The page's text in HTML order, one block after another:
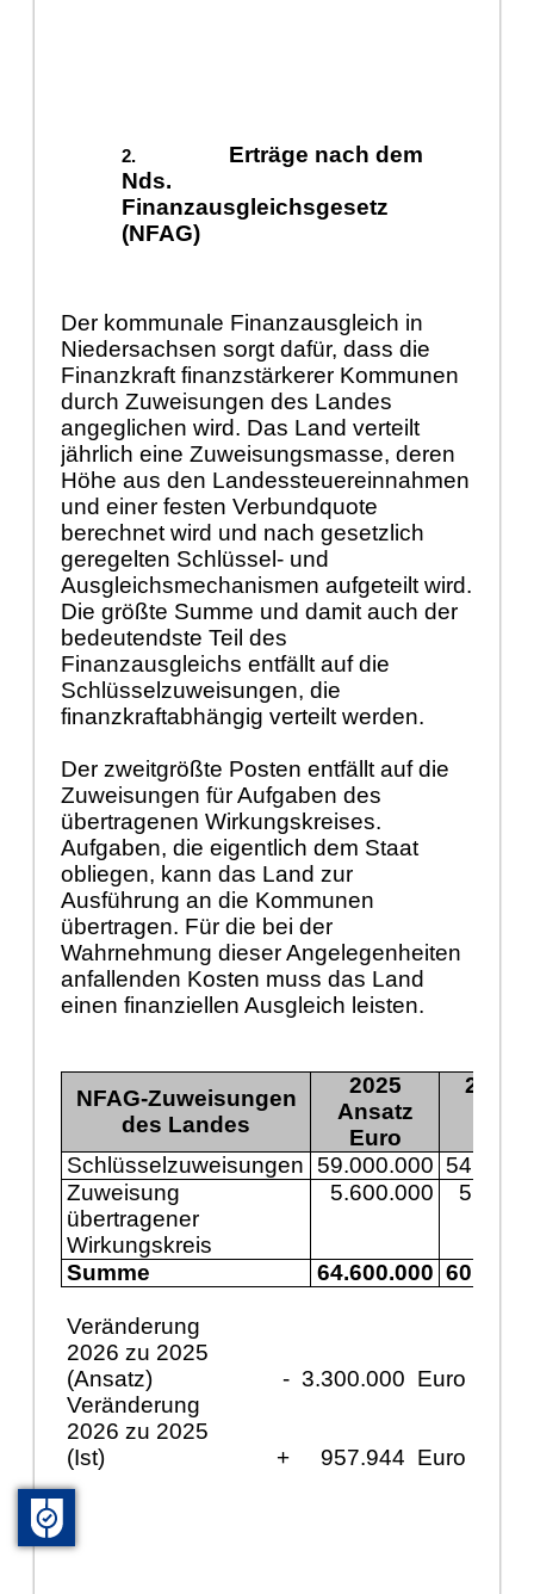
Erträge nach dem
Nds.
Finanzausgleichsgesetz
(NFAG)
Der kommunale Finanzausgleich in
Niedersachsen sorgt dafür, dass die
Finanzkraft finanzstärkerer Kommunen
durch Zuweisungen des Landes
angeglichen wird. Das Land verteilt
jährlich eine Zuweisungsmasse, deren
Höhe aus den Landessteuereinnahmen
und einer festen Verbundquote
berechnet wird und nach gesetzlich
geregelten Schlüssel- und
Ausgleichsmechanismen aufgeteilt wird.
Die größte Summe und damit auch der
bedeutendste Teil des
Finanzausgleichs entfällt auf die
Schlüsselzuweisungen, die
finanzkraftabhängig verteilt werden.
Der zweitgrößte Posten entfällt auf die
Zuweisungen für Aufgaben des
übertragenen Wirkungskreises.
Aufgaben, die eigentlich dem Staat
obliegen, kann das Land zur
Ausführung an die Kommunen
übertragen. Für die bei der
Wahrnehmung dieser Angelegenheiten
anfallenden Kosten muss das Land
einen finanziellen Ausgleich leisten.
NFAG-Zuweisungen
des Landes
2025
Ansatz
2025
Euro
Schlüsselzuweisungen
59.000.000
Zuweisung
übertragener
Wirkungskreis
5.600.000
Summe 64.600.000
Veränderung
2026 zu 2025
(Ansatz)
- 3.300.000 Euro
Veränderung
2026 zu 2025
(Ist)
+ 957.944 Euro